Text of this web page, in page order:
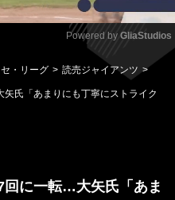
Mute
Powered by GliaStudios
セ・リーグ
読売ジャイアンツ
氏「あまりにも丁寧にストライク
回に一転…大矢氏「あま